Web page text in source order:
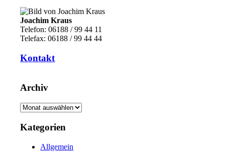
Joachim Kraus
Telefon: 06188 / 99 44 11
Telefax: 06188 / 99 44 44
Kontakt
Archiv
Archiv
Kategorien
Allgemein